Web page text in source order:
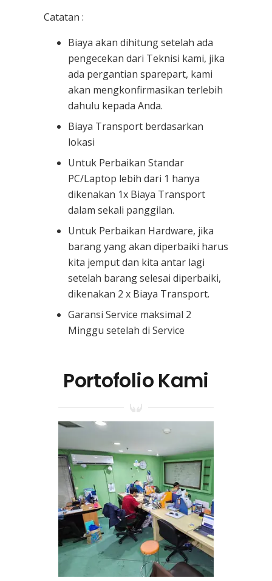
Catatan :
Biaya akan dihitung setelah ada
pengecekan dari Teknisi kami, jika
ada pergantian sparepart, kami
akan mengkonfirmasikan terlebih
dahulu kepada Anda.
Biaya Transport berdasarkan
lokasi
Untuk Perbaikan Standar
PC/Laptop lebih dari 1 hanya
dikenakan 1x Biaya Transport
dalam sekali panggilan.
Untuk Perbaikan Hardware, jika
barang yang akan diperbaiki harus
kita jemput dan kita antar lagi
setelah barang selesai diperbaiki,
dikenakan 2 x Biaya Transport.
Garansi Service maksimal 2
Minggu setelah di Service
Portofolio Kami